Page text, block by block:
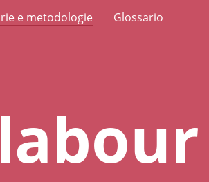
e metodologie Glossario